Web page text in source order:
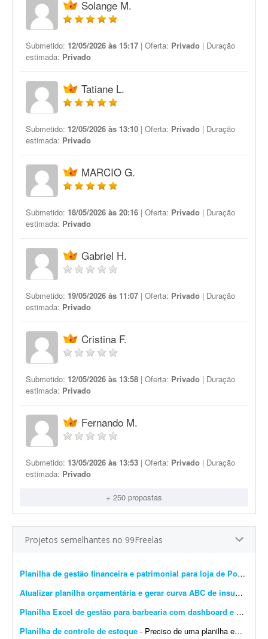
Solange M.
Submetido: 12/05/2026 às 15:17 | Oferta: Privado | Duração
estimada: Privado
Tatiane L.
Submetido: 12/05/2026 às 13:10 | Oferta: Privado | Duração
estimada: Privado
MARCIO G.
Submetido: 18/05/2026 às 20:16 | Oferta: Privado | Duração
estimada: Privado
Gabriel H.
Submetido: 19/05/2026 às 11:07 | Oferta: Privado | Duração
estimada: Privado
Cristina F.
Submetido: 12/05/2026 às 13:58 | Oferta: Privado | Duração
estimada: Privado
Fernando M.
Submetido: 13/05/2026 às 13:53 | Oferta: Privado | Duração
estimada: Privado
+ 250 propostas
Projetos semelhantes no 99Freelas
Planilha de gestão financeira e patrimonial para loja de Pokémon TCG
Atualizar planilha orçamentária e gerar curva ABC de insumos e serviços
Planilha Excel de gestão para barbearia com dashboard e backup
Planilha de controle de estoque - Preciso de uma planilha em Excel para controle de estoque da marca Viora, que comercializa roupas fitness. Ela deve conter: * Cadastro de produtos com SKU. * Controle por cor e tamanho. * Cadastr...